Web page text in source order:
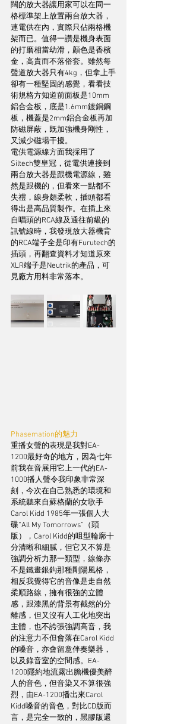
闊的放大器讓用家可以在同一
格標準架上放置兩台放大器，
連電供在內，實際只佔兩格機
架而已。值得一讚是機身表面
的打磨相當幼滑，顏色是香檳
金，高貴而不落俗套。雖然每
聲道放大器只有4kg，但拿上手
卻有一種堅固的感覺，看看技
術規格方知道前面板是10mm
鋁合金板，底是1.6mm鍍銅鋼
板，機蓋是2mm鋁合金板再加
防磁屏蔽，既加強機身剛性，
又減少磁場干擾。
電供電源線方面我採用了
Siltech雙皇冠，從電供連接到
兩台放大器是跟機電源線，雖
然是跟機的，但看來一點都不
失禮，線身頗柔軟，插頭都看
得出是高品質製作。在插上來
自唱頭的RCA線及通往前級的
訊號線時，我發現放大器機背
的RCA端子全是印有Furutech的
插頭，再翻查資料才知道原來
XLR端子是Neutrik的產品，可
見廠方用料非常落本。
Phasemation的魅力
重播女聲的表現是我對EA-
1200最好奇的地方，因為七年
前我在音展用它上一代的EA-
1000播人聲令我印象非常深
刻，今次在自己熟悉的環境和
系統聽來自蘇格蘭的女歌手
Carol Kidd 1985年一張個人大
碟“All My Tomorrows”（頭
版），Carol Kidd的咀型輪廓十
分清晰和細膩，但它又不算是
強調分析力那一類型，線條亦
不是鐵畫銀鈎那種剛陽風格，
相反我覺得它的音像是走自然
柔順路線，擁有很強的立體
感，跟漆黑的背景有截然的分
離感，但又沒有人工化地突出
主體，也不誇張強調高音，我
的注意力不但會落在Carol Kidd
的嗓音，亦會留意伴奏樂器，
以及錄音室的空間感。EA-
1200隱約地流露出膽機優美醉
人的音色，但音染又不算很強
烈，由EA-1200播出來Carol
Kidd嗓音的音色，對比CD版而
言，是完全一致的，黑膠版還